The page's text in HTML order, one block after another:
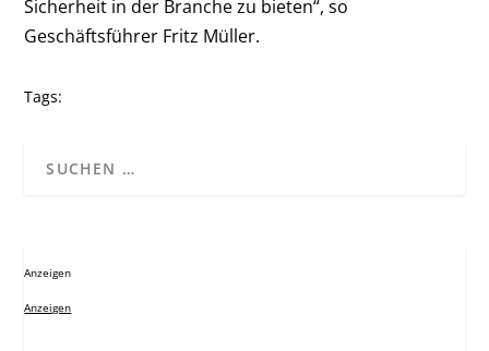
Sicherheit in der Branche zu bieten“, so
Geschäftsführer Fritz Müller.
Tags:
Anzeigen
Anzeigen